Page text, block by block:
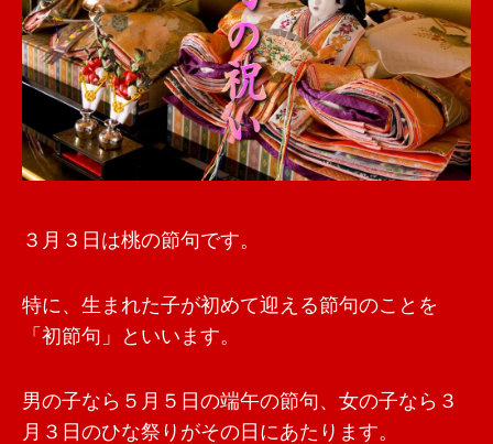
３月３日は桃の節句です。
特に、生まれた子が初めて迎える節句のことを
「初節句」といいます。
男の子なら５月５日の端午の節句、女の子なら３
月３日のひな祭りがその日にあたります。